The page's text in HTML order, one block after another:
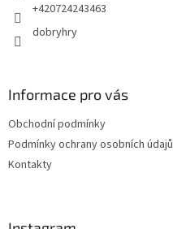
+420724243463
dobryhry
Informace pro vás
Obchodní podmínky
Podmínky ochrany osobních údajů
Kontakty